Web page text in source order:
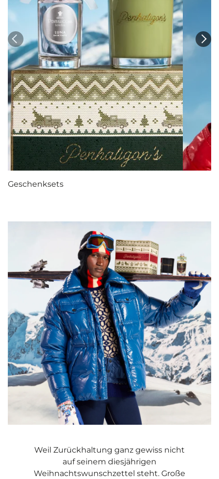
Geschenksets
Weil Zurückhaltung ganz gewiss nicht
auf seinem diesjährigen
Weihnachtswunschzettel steht. Große